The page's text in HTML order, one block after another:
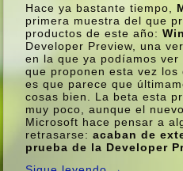
Hace ya bastante tiempo,
primera muestra del que
productos de este año:
Developer Preview, una
en la que ya podí­amos
que proponen esta vez los
es que parece que
cosas bien. La beta esta
muy poco, aunque el
Microsoft hace pensar a
retrasarse:acaban de
prueba de la Developer